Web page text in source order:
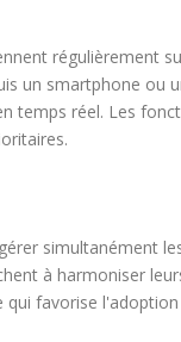
régulièrement
un smartphone ou
temps réel. Les
simultanément
à harmoniser
favorise